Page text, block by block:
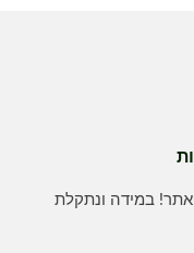
במידה ונתקלת